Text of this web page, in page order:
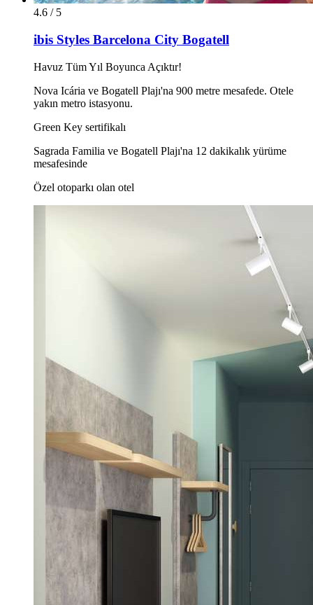
4.6 / 5
ibis Styles Barcelona City Bogatell
Havuz Tüm Yıl Boyunca Açıktır!
Nova Icária ve Bogatell Plajı'na 900 metre mesafede. Otele
yakın metro istasyonu.
Green Key sertifikalı
Sagrada Familia ve Bogatell Plajı'na 12 dakikalık yürüme
mesafesinde
Özel otoparkı olan otel